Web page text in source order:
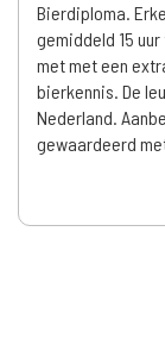
Bierdiploma.
gemiddeld 15
met met een
bierkennis. De
Nederland.
gewaardeerd